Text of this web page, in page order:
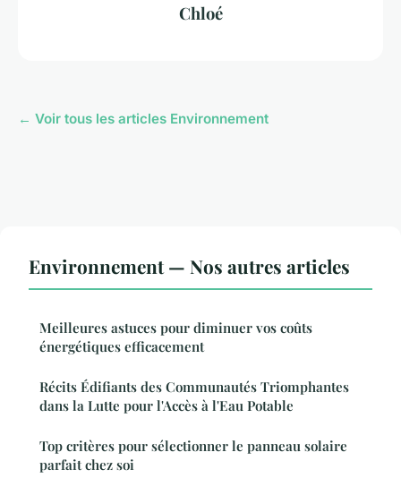
Chloé
← Voir tous les articles Environnement
Environnement — Nos autres articles
Meilleures astuces pour diminuer vos coûts
énergétiques efficacement
Récits Édifiants des Communautés Triomphantes
dans la Lutte pour l'Accès à l'Eau Potable
Top critères pour sélectionner le panneau solaire
parfait chez soi